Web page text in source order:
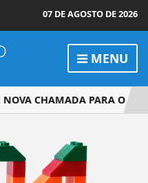
07 DE AGOSTO DE 2026
MENU
CHAMADA PARA O 2º